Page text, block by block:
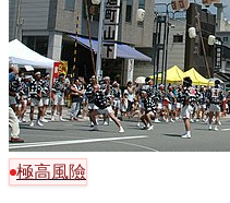
極高風險